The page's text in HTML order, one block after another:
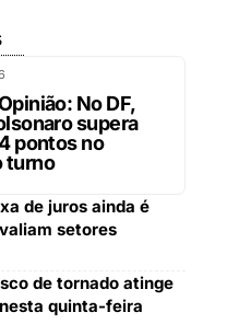
No DF,
supera
pontos no
turno
de juros ainda é
setores
de tornado atinge
quinta-feira